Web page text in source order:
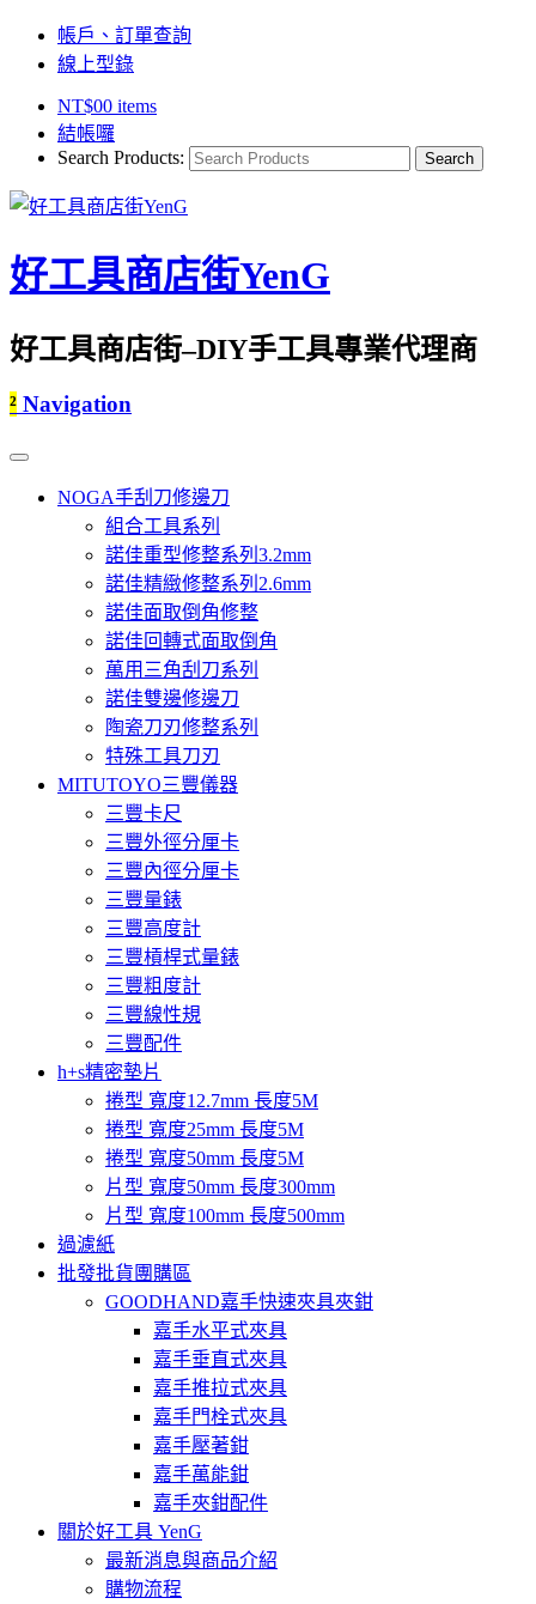
帳戶、訂單查詢
線上型錄
NT$00 items
結帳囉
Search Products:
好工具商店街YenG
好工具商店街–DIY手工具專業代理商
² Navigation
NOGA手刮刀修邊刀
組合工具系列
諾佳重型修整系列3.2mm
諾佳精緻修整系列2.6mm
諾佳面取倒角修整
諾佳回轉式面取倒角
萬用三角刮刀系列
諾佳雙邊修邊刀
陶瓷刀刃修整系列
特殊工具刀刃
MITUTOYO三豐儀器
三豐卡尺
三豐外徑分厘卡
三豐內徑分厘卡
三豐量錶
三豐高度計
三豐槓桿式量錶
三豐粗度計
三豐線性規
三豐配件
h+s精密墊片
捲型 寬度12.7mm 長度5M
捲型 寬度25mm 長度5M
捲型 寬度50mm 長度5M
片型 寬度50mm 長度300mm
片型 寬度100mm 長度500mm
過濾紙
批發批貨團購區
GOODHAND嘉手快速夾具夾鉗
嘉手水平式夾具
嘉手垂直式夾具
嘉手推拉式夾具
嘉手門栓式夾具
嘉手壓著鉗
嘉手萬能鉗
嘉手夾鉗配件
關於好工具 YenG
最新消息與商品介紹
購物流程